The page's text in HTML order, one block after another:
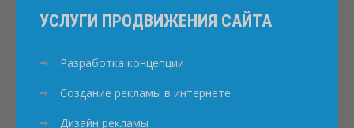
УСЛУГИ ПРОДВИЖЕНИЯ САЙТА
Разработка концепции
Создание рекламы в интернете
Дизайн рекламы